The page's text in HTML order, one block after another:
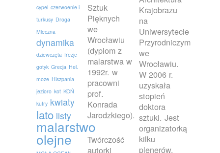
cypel czerwoenie i
turkusy Droga
Mleczna
dynamika
dziewczęta frezje
gotyk Grecja Hel.
moze Hiszpania
jezioro kot KOŃ
kutry kwiaty
lato listy
malarstwo
olejne
Sztuk
Pięknych
we
Wrocławiu
(dyplom z
malarstwa w
1992r. w
pracowni
prof.
Konrada
Jarodzkiego).
Twórczość
autorki
Krajobrazu
na
Uniwersytecie
Przyrodniczym
we
Wrocławiu.
W 2006 r.
uzyskała
stopień
doktora
sztuki. Jest
organizatorką
kilku
plenerów,